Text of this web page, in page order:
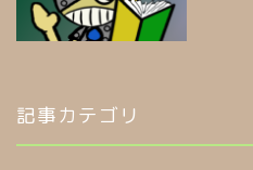
記事カテゴリ